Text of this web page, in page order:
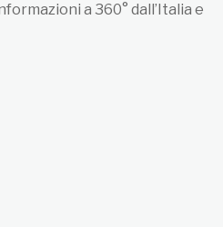
a 360° dall’Italia e